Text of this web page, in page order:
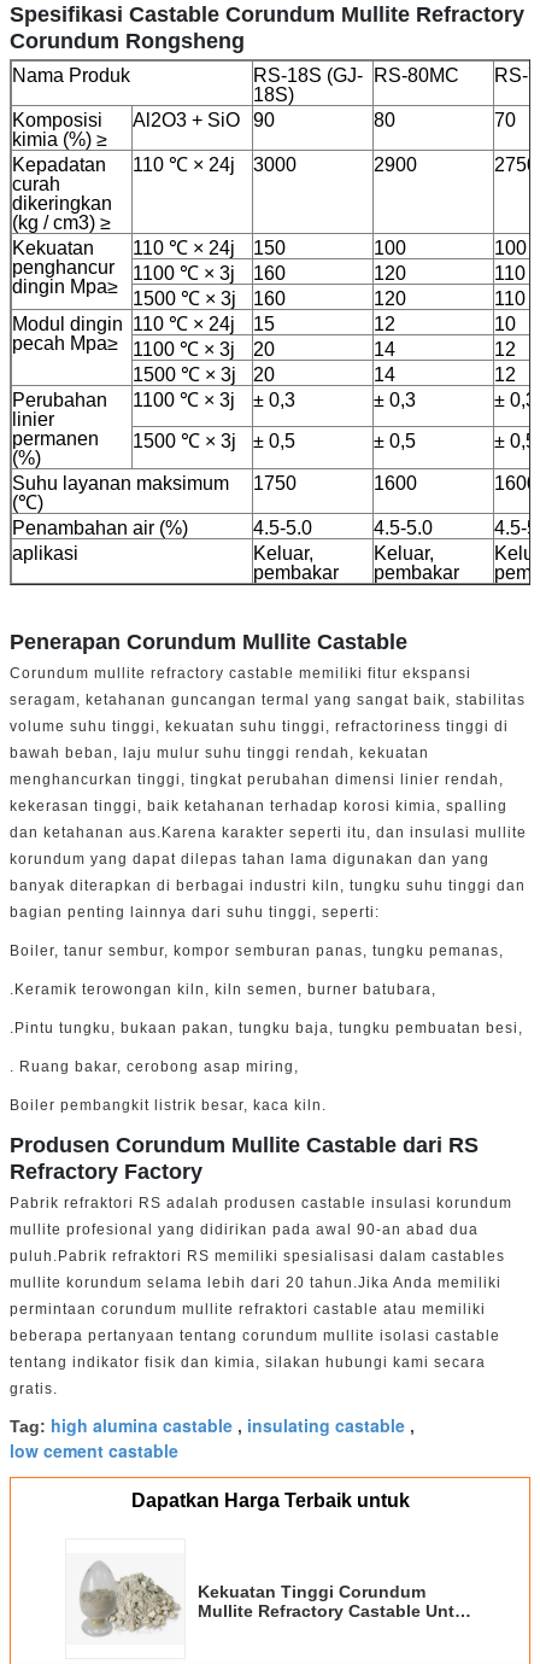
Spesifikasi Castable Corundum Mullite Refractory
Corundum Rongsheng
Nama Produk
RS-18S (GJ-
18S)
RS-80MC RS-
Komposisi
kimia (%) ≥
Al2O3 + SiO 90 80 70
Kepadatan
curah
dikeringkan
(kg / cm3) ≥
110 ℃ × 24j 3000 2900 2750
Kekuatan
penghancur
dingin Mpa≥
110 ℃ × 24j 150 100
100
1100 ℃ × 3j
160 120
110
1500 ℃ × 3j
160 120
110
Modul dingin
pecah Mpa≥
110 ℃ × 24j 15 12
10
1100 ℃ × 3j
20 14
12
1500 ℃ × 3j
20 14
12
Perubahan
linier
permanen
(%)
1100 ℃ × 3j ± 0,3 ± 0,3
± 0,3
1500 ℃ × 3j
± 0,5 ± 0,5 ± 0,5
Suhu layanan maksimum
(℃)
1750 1600 1600
Penambahan air (%) 4.5-5.0 4.5-5.0
4.5-
aplikasi
Keluar,
pembakar
Keluar,
pembakar
Penerapan Corundum Mullite Castable
Corundum mullite refractory castable memiliki fitur ekspansi
seragam, ketahanan guncangan termal yang sangat baik, stabilitas
volume suhu tinggi, kekuatan suhu tinggi, refractoriness tinggi di
bawah beban, laju mulur suhu tinggi rendah, kekuatan
menghancurkan tinggi, tingkat perubahan dimensi linier rendah,
kekerasan tinggi, baik ketahanan terhadap korosi kimia, spalling
dan ketahanan aus.Karena karakter seperti itu, dan insulasi mullite
korundum yang dapat dilepas tahan lama digunakan dan yang
banyak diterapkan di berbagai industri kiln, tungku suhu tinggi dan
bagian penting lainnya dari suhu tinggi, seperti:
Boiler, tanur sembur, kompor semburan panas, tungku pemanas,
.Keramik terowongan kiln, kiln semen, burner batubara,
.Pintu tungku, bukaan pakan, tungku baja, tungku pembuatan besi,
. Ruang bakar, cerobong asap miring,
Boiler pembangkit listrik besar, kaca kiln.
Produsen Corundum Mullite Castable dari RS
Refractory Factory
Pabrik refraktori RS adalah produsen castable insulasi korundum
mullite profesional yang didirikan pada awal 90-an abad dua
puluh.Pabrik refraktori RS memiliki spesialisasi dalam castables
mullite korundum selama lebih dari 20 tahun.Jika Anda memiliki
permintaan corundum mullite refraktori castable atau memiliki
beberapa pertanyaan tentang corundum mullite isolasi castable
tentang indikator fisik dan kimia, silakan hubungi kami secara
gratis.
Tag: high alumina castable , insulating castable ,
low cement castable
Dapatkan Harga Terbaik untuk
Kekuatan Tinggi Corundum
Mullite Refractory Castable Untuk